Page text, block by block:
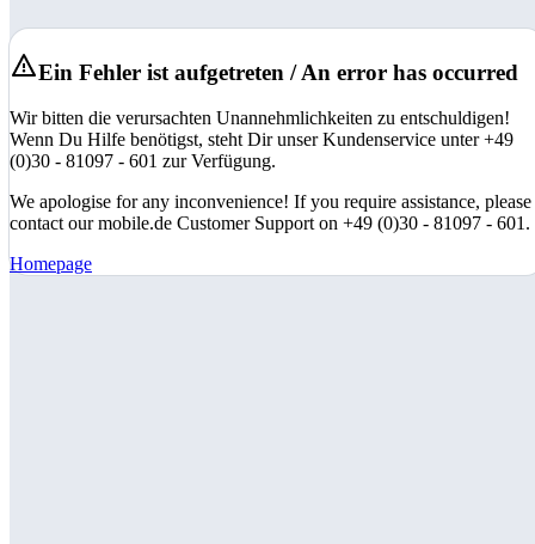
Ein Fehler ist aufgetreten / An error has occurred
Wir bitten die verursachten Unannehmlichkeiten zu entschuldigen!
Wenn Du Hilfe benötigst, steht Dir unser Kundenservice unter +49
(0)30 - 81097 - 601 zur Verfügung.
We apologise for any inconvenience! If you require assistance, please
contact our mobile.de Customer Support on +49 (0)30 - 81097 - 601.
Homepage